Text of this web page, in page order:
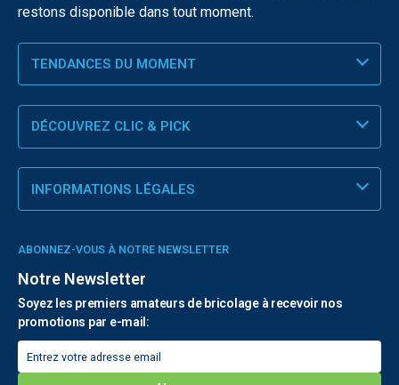
restons disponible dans tout moment.
TENDANCES DU MOMENT
DÉCOUVREZ CLIC & PICK
INFORMATIONS LÉGALES
ABONNEZ-VOUS À NOTRE NEWSLETTER
Notre Newsletter
Soyez les premiers amateurs de bricolage à recevoir nos
promotions par e-mail: